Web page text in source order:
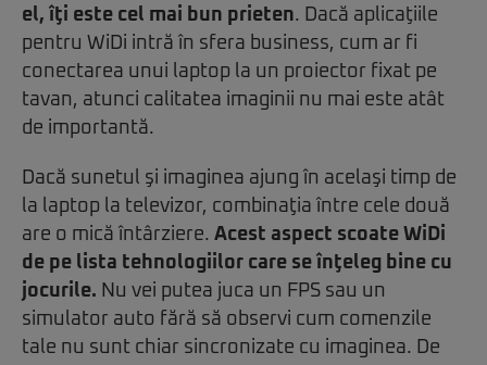
el, îţi este cel mai bun prieten. Dacă aplicaţiile
pentru WiDi intră în sfera business, cum ar fi
conectarea unui laptop la un proiector fixat pe
tavan, atunci calitatea imaginii nu mai este atât
de importantă.
Dacă sunetul şi imaginea ajung în acelaşi timp de
la laptop la televizor, combinaţia între cele două
are o mică întârziere. Acest aspect scoate WiDi
de pe lista tehnologiilor care se înţeleg bine cu
jocurile. Nu vei putea juca un FPS sau un
simulator auto fără să observi cum comenzile
tale nu sunt chiar sincronizate cu imaginea. De